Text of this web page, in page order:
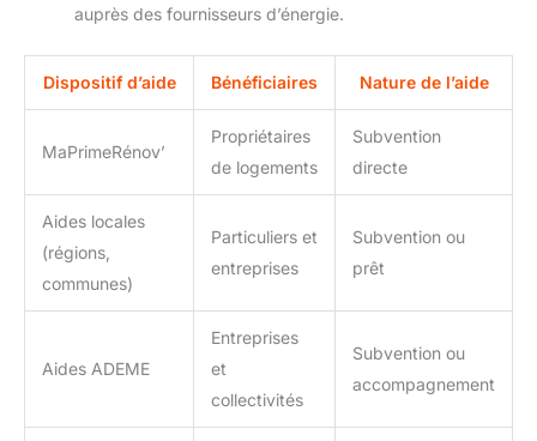
auprès des fournisseurs d’énergie.
Dispositif d’aide Bénéficiaires Nature de l’aide
MaPrimeRénov’
Propriétaires
de logements
Subvention
directe
Aides locales
(régions,
communes)
Particuliers et
entreprises
Subvention ou
prêt
Aides ADEME
Entreprises
et
collectivités
Subvention ou
accompagnement